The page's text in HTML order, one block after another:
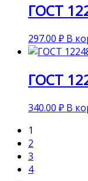
ГОСТ
297.00 ₽ В
ГОСТ
340.00 ₽ В
1
2
3
4